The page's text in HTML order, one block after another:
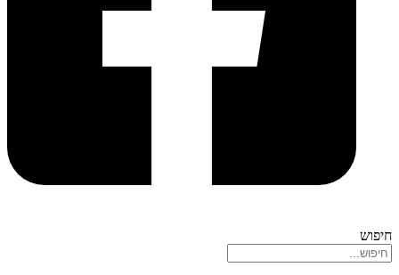
חיפוש